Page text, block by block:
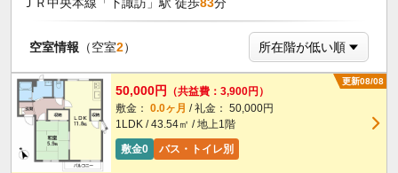
ＪＲ中央本線「下諏訪」駅 徒歩83分
空室情報 （空室2）
更新08/08
50,000円
（共益費：3,900円）
敷金： 0.0ヶ月 / 礼金： 50,000円
1LDK / 43.54㎡ / 地上1階
敷金0
バス・トイレ別